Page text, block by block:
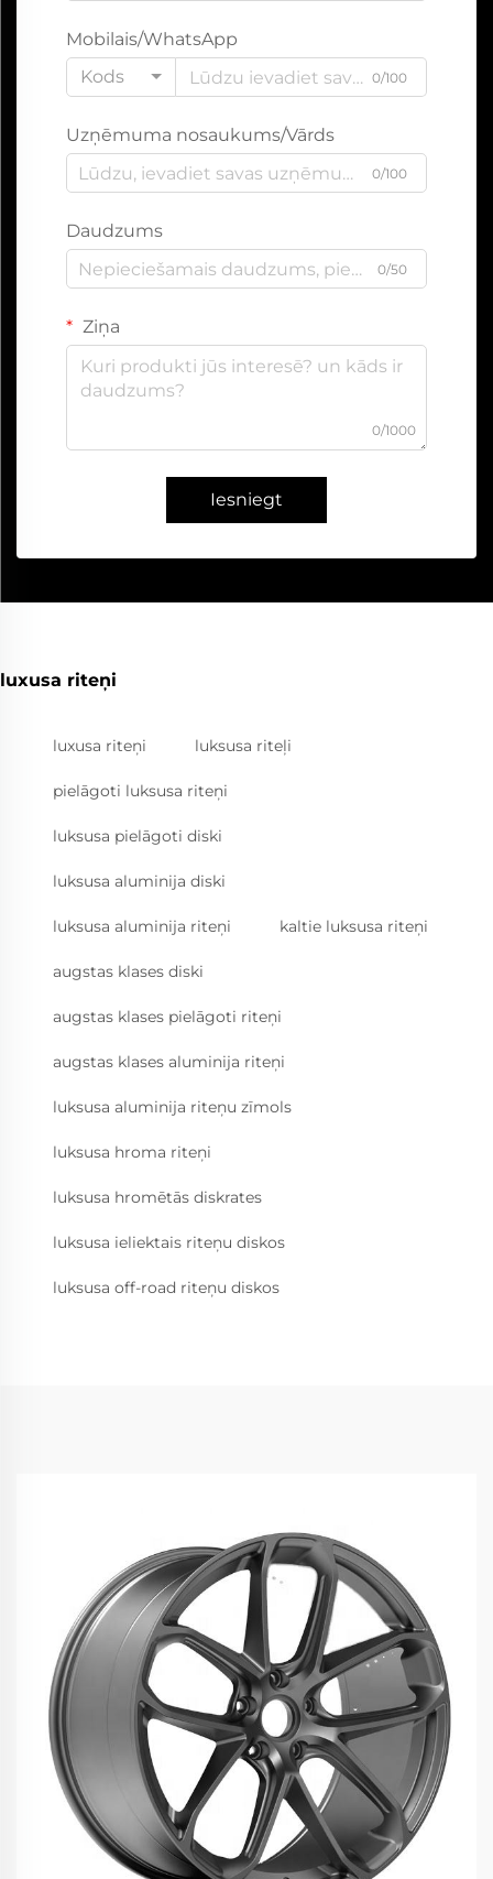
Mobilais/WhatsApp
Kods
0/100
Uzņēmuma nosaukums/Vārds
0/100
Daudzums
0/50
Ziņa
0/1000
Iesniegt
luxusa riteņi
luxusa riteņi luksusa riteļi
pielāgoti luksusa riteņi
luksusa pielāgoti diski
luksusa aluminija diski
luksusa aluminija riteņi kaltie luksusa riteņi
augstas klases diski
augstas klases pielāgoti riteņi
augstas klases aluminija riteņi
luksusa aluminija riteņu zīmols
luksusa hroma riteņi
luksusa hromētās diskrates
luksusa ieliektais riteņu diskos
luksusa off-road riteņu diskos